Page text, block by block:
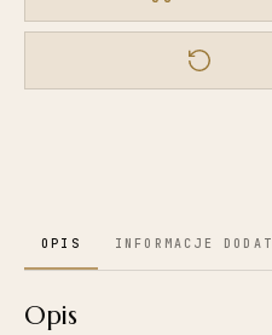
OPIS INFORMACJE
Opis